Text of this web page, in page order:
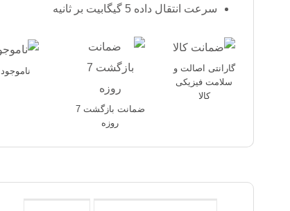
سرعت انتقال داده 5 گیگابیت بر ثانیه
گارانتی اصالت و
سلامت فیزیکی
کالا
ضمانت بازگشت 7
روزه
ناموجود